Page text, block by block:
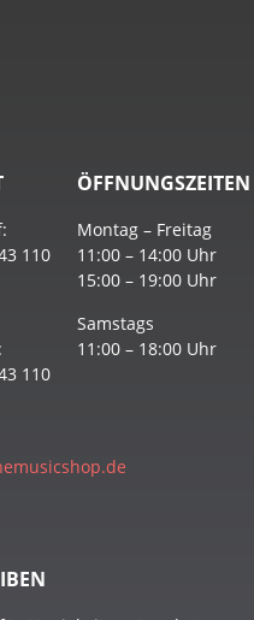
110
110
ÖFFNUNGSZEITEN
Montag – Freitag
11:00 – 14:00 Uhr
15:00 – 19:00 Uhr
Samstags
11:00 – 18:00 Uhr